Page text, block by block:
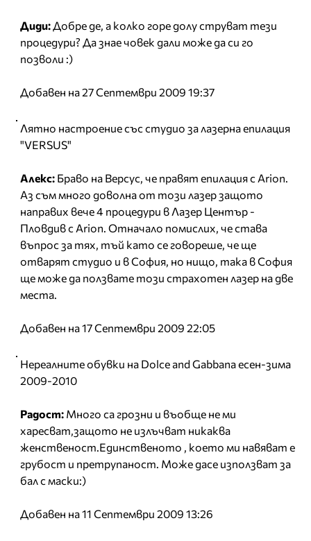
Диди:Добре де, а колко горе долу струват тези
процедури? Да знае човек дали може да си го
позволи :)
Добавен на 27 Септември 2009 19:37
Лятно настроение със студио за лазерна епилация
"VERSUS"
Алекс: Браво на Версус, че правят епилация с Arion.
Аз съм много доволна от този лазер защото
направих вече 4 процедури в Лазер Център -
Пловдив с Arion. Отначало помислих, че става
въпрос за тях, тъй като се говореше, че ще
отварят студио и в София, но нищо, така в София
ще може да ползвате този страхотен лазер на две
места.
Добавен на 17 Септември 2009 22:05
Нереалните обувки на Dolce and Gabbana есен-зима
2009-2010
Радост: Много са грозни и въобще не ми
харесват,защото не излъчват никаква
женственост.Единственото , което ми навяват е
грубост и претрупаност. Може дасе използват за
бал с маски:)
Добавен на 11 Септември 2009 13:26